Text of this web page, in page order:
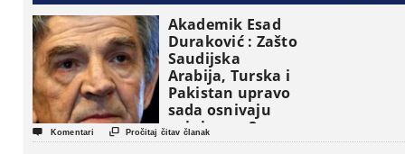
Akademik Esad
Duraković : Zašto
Saudijska
Arabija, Turska i
Pakistan upravo
sada osnivaju
vojni savez?
 Komentari  Pročitaj čitav članak